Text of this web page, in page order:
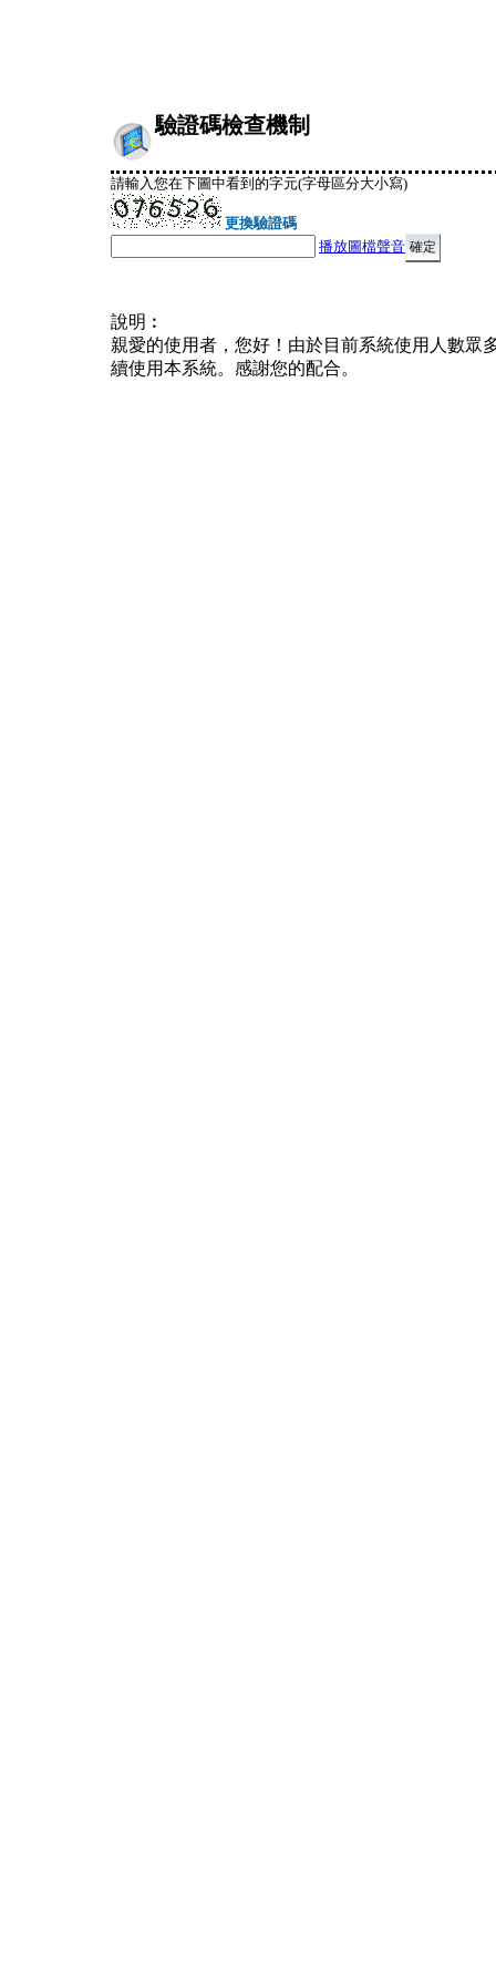
驗證碼檢查機制
請輸入您在下圖中看到的字元(字母區分大小寫)
更換驗證碼
播放圖檔聲音
說明︰
親愛的使用者，您好！由於目前系統使用人數眾
續使用本系統。感謝您的配合。